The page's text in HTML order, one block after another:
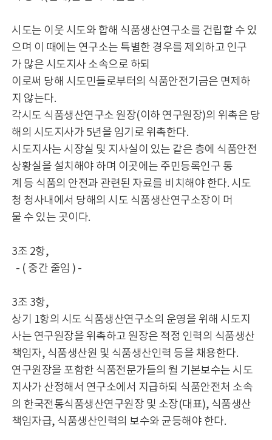
시도는 이웃 시도와 합해 식품생산연구소를 건립할 수 있
으며 이 때에는 연구소는 특별한 경우를 제외하고 인구
가 많은 시도지사 소속으로 하되
이로써 당해 시도민들로부터의 식품안전기금은 면제하
지 않는다.
각시도 식품생산연구소 원장(이하 연구원장)의 위촉은 당
해의 시도지사가 5년을 임기로 위촉한다.
시도지사는 시장실 및 지사실이 있는 같은 층에 식품안전
상황실을 설치해야 하며 이곳에는 주민등록인구 통
계 등 식품의 안전과 관련된 자료를 비치해야 한다. 시도
청 청사내에서 당해의 시도 식품생산연구소장이 머
물 수 있는 곳이다.
3조 2항,
- ( 중간 줄임 ) -
3조 3항,
상기 1항의 시도 식품생산연구소의 운영을 위해 시도지
사는 연구원장을 위촉하고 원장은 적정 인력의 식품생산
책임자, 식품생산원 및 식품생산인력 등을 채용한다.
연구원장을 포함한 식품전문가들의 월 기본보수는 시도
지사가 산정해서 연구소에서 지급하되 식품안전처 소속
의 한국전통식품생산연구원장 및 소장(대표), 식품생산
책임자급, 식품생산인력의 보수와 균등해야 한다.